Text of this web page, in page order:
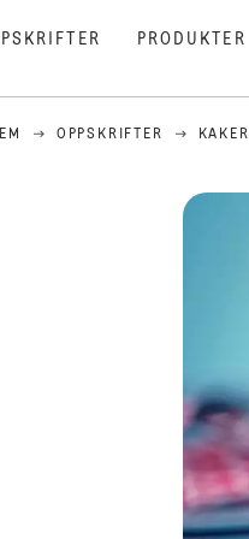
PRODUKTER
OPPSKRIFTER KAKER